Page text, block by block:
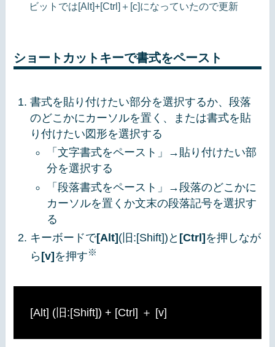
ビットでは[Alt]+[Ctrl]＋[c]になっていたので更新
ショートカットキーで書式をペースト
書式を貼り付けたい部分を選択するか、段落
のどこかにカーソルを置く、または書式を貼
り付けたい図形を選択する
「文字書式をペースト」→貼り付けたい部
分を選択する
「段落書式をペースト」→段落のどこかに
カーソルを置くか文末の段落記号を選択す
る
キーボードで[Alt] (旧:[Shift])と [Ctrl] を押しなが
ら [v] を押す※
[Alt] (旧:[Shift]) + [Ctrl] ＋ [v]